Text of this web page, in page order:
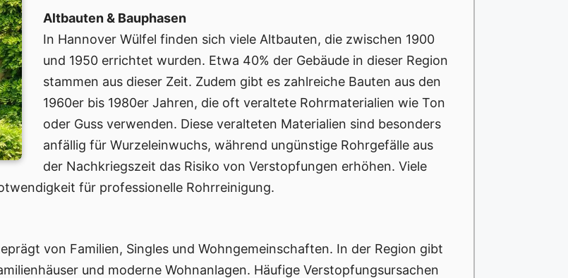
Altbauten & Bauphasen
In Hannover Wülfel finden sich viele Altbauten, die zwischen 1900
und 1950 errichtet wurden. Etwa 40% der Gebäude in dieser Region
stammen aus dieser Zeit. Zudem gibt es zahlreiche Bauten aus den
1960er bis 1980er Jahren, die oft veraltete Rohrmaterialien wie Ton
oder Guss verwenden. Diese veralteten Materialien sind besonders
anfällig für Wurzeleinwuchs, während ungünstige Rohrgefälle aus
der Nachkriegszeit das Risiko von Verstopfungen erhöhen. Viele
für professionelle Rohrreinigung.
von Familien, Singles und Wohngemeinschaften. In der Region gibt
und moderne Wohnanlagen. Häufige Verstopfungsursachen